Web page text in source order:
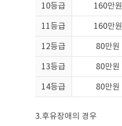
를
나
타
내
는
표
10등급
160만원
11등급
160만원
12등급
80만원
13등급
80만원
14등급
80만원
3.후유장애의 경우